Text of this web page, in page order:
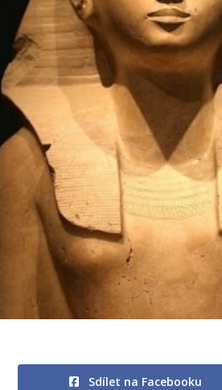
Sdílet na Facebooku